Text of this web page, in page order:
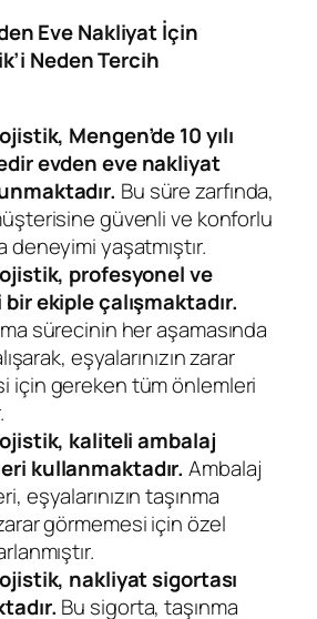
Eve Nakliyat İçin
Neden Tercih
Mengen’de 10 yılı
evden eve nakliyat
Bu süre zarfında,
güvenli ve konforlu
deneyimi yaşatmıştır.
profesyonel ve
ekiple çalışmaktadır.
sürecinin her aşamasında
eşyalarınızın zarar
için gereken tüm önlemleri
kaliteli ambalaj
kullanmaktadır. Ambalaj
eşyalarınızın taşınma
görmemesi için özel
nakliyat sigortası
Bu sigorta, taşınma